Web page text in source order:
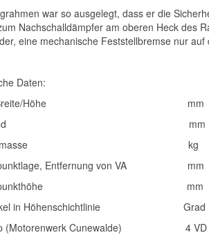
war so ausgelegt, dass er die
Nachschalldämpfer am oberen Heck des
eine mechanische Feststellbremse nur auf
Daten:
Breite/Höhe mm 4430/
mm
kg
Entfernung von VA mm
mm
in Höhenschichtlinie Grad
(Motorenwerk Cunewalde) 4 VD